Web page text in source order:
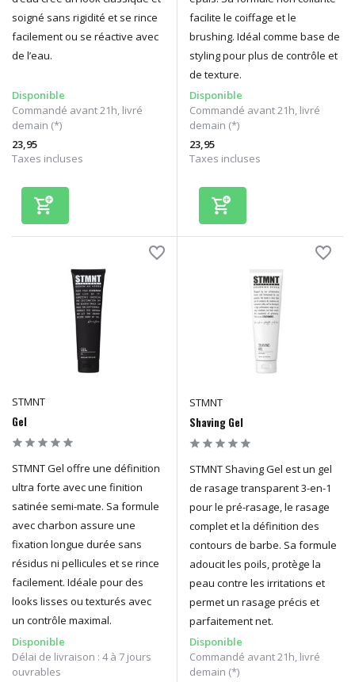
soigné sans rigidité et se rince
facilement ou se réactive avec
de l’eau.
Disponible
Commandé avant 21h, livré
demain (*)
23,95
Taxes incluses
facilite le coiffage et le
brushing. Idéal comme base de
styling pour plus de contrôle et
de texture.
Disponible
Commandé avant 21h, livré
demain (*)
23,95
Taxes incluses
STMNT
Gel
STMNT Gel offre une définition
ultra forte avec une finition
satinée semi-mate. Sa formule
avec charbon assure une
fixation longue durée sans
résidus ni pellicules et se rince
facilement. Idéale pour des
looks lisses ou texturés avec
un contrôle maximal.
Disponible
Délai de livraison : 4 à 7 jours
ouvrables
STMNT
Shaving Gel
STMNT Shaving Gel est un gel
de rasage transparent 3-en-1
pour le pré-rasage, le rasage
complet et la définition des
contours de barbe. Sa formule
adoucit les poils, protège la
peau contre les irritations et
permet un rasage précis et
parfaitement net.
Disponible
Commandé avant 21h, livré
demain (*)